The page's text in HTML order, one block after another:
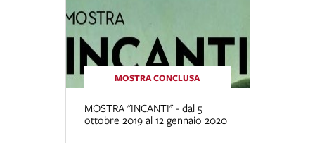
MOSTRA CONCLUSA
MOSTRA "INCANTI" - dal 5
ottobre 2019 al 12 gennaio 2020